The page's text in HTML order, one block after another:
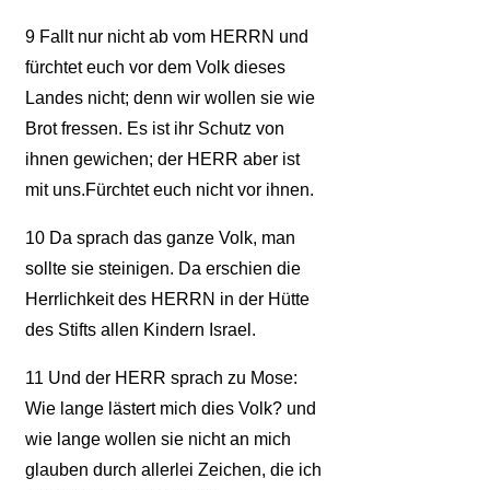
9Fallt nur nicht ab vom HERRN und
fürchtet euch vor dem Volk dieses
Landes nicht; denn wir wollen sie wie
Brot fressen. Es ist ihr Schutz von
ihnen gewichen; der HERR aber ist
mit uns.Fürchtet euch nicht vor ihnen.
10Da sprach das ganze Volk, man
sollte sie steinigen. Da erschien die
Herrlichkeit des HERRN in der Hütte
des Stifts allen Kindern Israel.
11 Und der HERR sprach zu Mose:
Wie lange lästert mich dies Volk? und
wie lange wollen sie nicht an mich
glauben durch allerlei Zeichen, die ich